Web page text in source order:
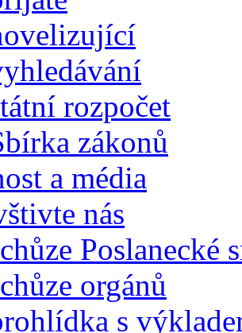
rozpočet
zákonů
a média
nás
Poslanecké
orgánů
s